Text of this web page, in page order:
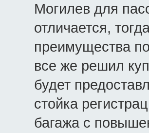
Могилев для
отличается,
преимущества
все же решил
будет
стойка
багажа с